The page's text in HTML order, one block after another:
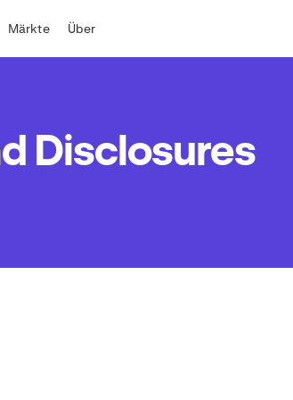
Märkte Über
Disclosures